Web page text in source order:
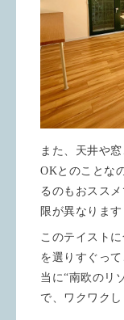
また、天井や
OKとのことな
るのもおスス
限が異なります
このテイスト
を選りすぐっ
当に“南欧のリ
で、ワクワクし